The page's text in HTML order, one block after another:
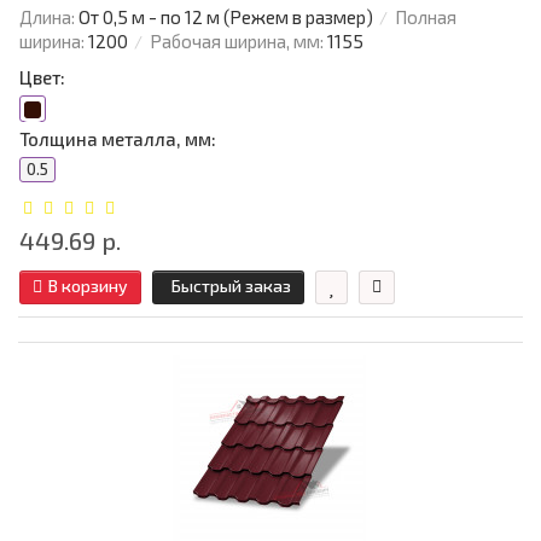
Длина: От 0,5 м - по 12 м (Режем в размер)
Полная
ширина: 1200 Рабочая ширина, мм: 1155
Цвет:
Толщина металла, мм:
0.5
449.69 р.
В корзину Быстрый заказ